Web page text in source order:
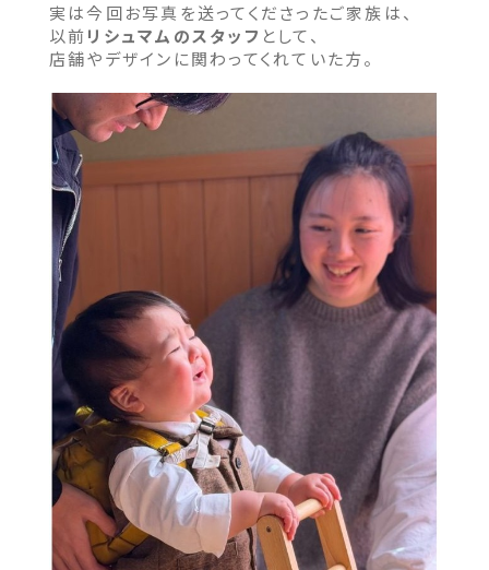
実は今回お写真を送ってくださったご家族は、
以前リシュマムのスタッフ として、
店舗やデザインに関わってくれていた方。